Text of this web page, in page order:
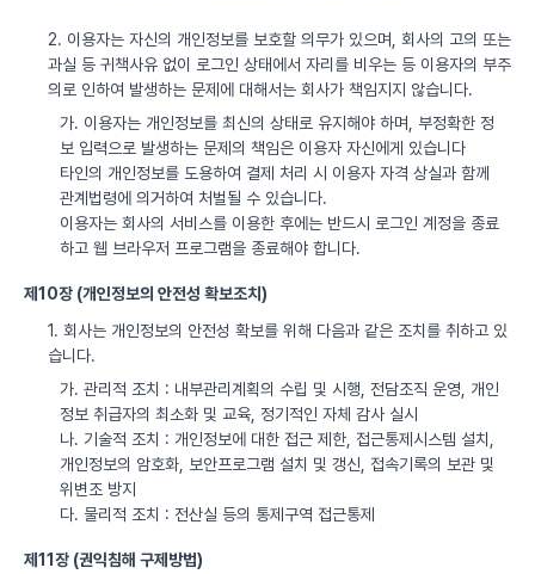
2. 이용자는 자신의 개인정보를 보호할 의무가 있으며, 회사의 고의 또는
과실 등 귀책사유 없이 로그인 상태에서 자리를 비우는 등 이용자의 부주
의로 인하여 발생하는 문제에 대해서는 회사가 책임지지 않습니다.
가. 이용자는 개인정보를 최신의 상태로 유지해야 하며, 부정확한 정
보 입력으로 발생하는 문제의 책임은 이용자 자신에게 있습니다
타인의 개인정보를 도용하여 결제 처리 시 이용자 자격 상실과 함께
관계법령에 의거하여 처벌될 수 있습니다.
이용자는 회사의 서비스를 이용한 후에는 반드시 로그인 계정을 종료
하고 웹 브라우저 프로그램을 종료해야 합니다.
제10장 (개인정보의 안전성 확보조치)
1. 회사는 개인정보의 안전성 확보를 위해 다음과 같은 조치를 취하고 있
습니다.
가. 관리적 조치 : 내부관리계획의 수립 및 시행, 전담조직 운영, 개인
정보 취급자의 최소화 및 교육, 정기적인 자체 감사 실시
나. 기술적 조치 : 개인정보에 대한 접근 제한, 접근통제시스템 설치,
개인정보의 암호화, 보안프로그램 설치 및 갱신, 접속기록의 보관 및
위변조 방지
다. 물리적 조치 : 전산실 등의 통제구역 접근통제
제11장 (권익침해 구제방법)